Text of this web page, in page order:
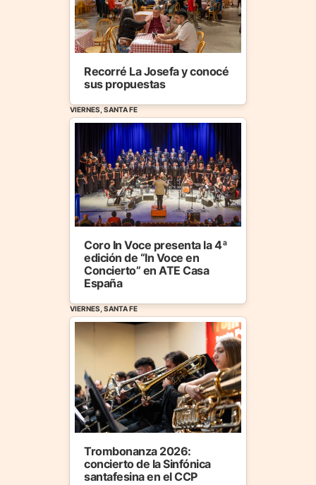
Recorré La Josefa y conocé
sus propuestas
VIERNES, SANTA FE
Coro In Voce presenta la 4ª
edición de “In Voce en
Concierto” en ATE Casa
España
VIERNES, SANTA FE
Trombonanza 2026:
concierto de la Sinfónica
santafesina en el CCP